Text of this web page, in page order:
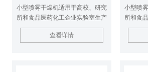
小型喷雾干燥机适用于高校、研究
所和食品医药化工企业实验室生产
微量颗粒粉末，对所有溶液如乳浊
液、悬浮液具有广泛适用性, 适用
查看详情
小型喷
所和食
微量颗
液、悬